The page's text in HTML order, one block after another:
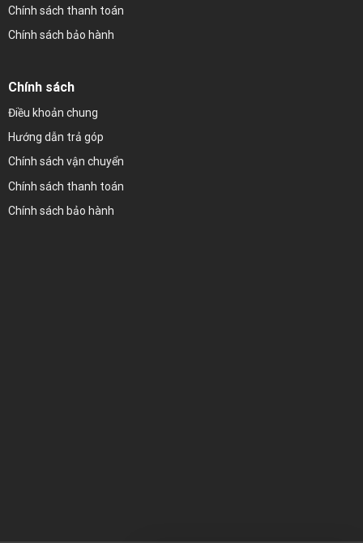
Chính sách thanh toán
Chính sách bảo hành
Chính sách
Điều khoản chung
Hướng dẫn trả góp
Chính sách vận chuyển
Chính sách thanh toán
Chính sách bảo hành